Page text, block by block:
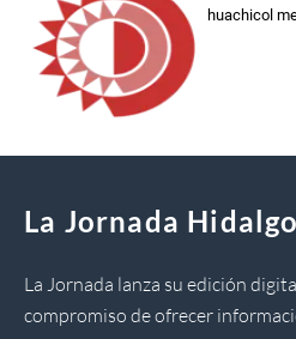
huachicol
La Jornada Hidalgo
La Jornada lanza su edición
compromiso de ofrecer